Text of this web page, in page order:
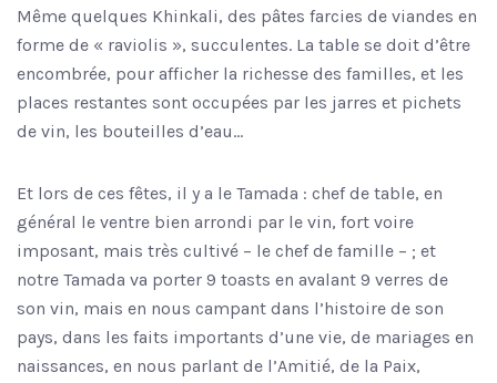
Même quelques Khinkali, des pâtes farcies de viandes en
forme de « raviolis », succulentes. La table se doit d’être
encombrée, pour afficher la richesse des familles, et les
places restantes sont occupées par les jarres et pichets
de vin, les bouteilles d’eau…
Et lors de ces fêtes, il y a le Tamada : chef de table, en
général le ventre bien arrondi par le vin, fort voire
imposant, mais très cultivé – le chef de famille – ; et
notre Tamada va porter 9 toasts en avalant 9 verres de
son vin, mais en nous campant dans l’histoire de son
pays, dans les faits importants d’une vie, de mariages en
naissances, en nous parlant de l’Amitié, de la Paix,